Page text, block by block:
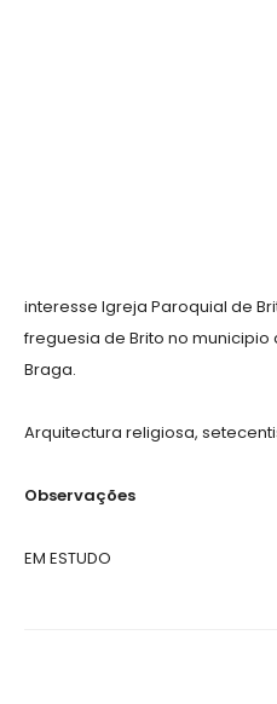
interesse Igreja Paroquial de
freguesia de Brito no municipio
Braga.
Arquitectura religiosa,
Observações
EM ESTUDO